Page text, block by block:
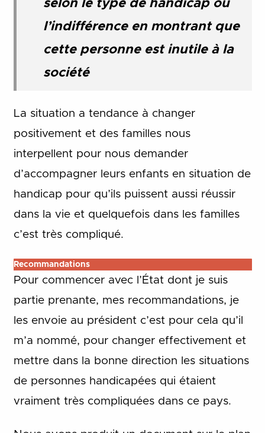
selon le type de handicap ou
l’indifférence en montrant que
cette personne est inutile à la
société
La situation a tendance à changer
positivement et des familles nous
interpellent pour nous demander
d’accompagner leurs enfants en situation de
handicap pour qu’ils puissent aussi réussir
dans la vie et quelquefois dans les familles
c’est très compliqué.
Recommandations
Pour commencer avec l’État dont je suis
partie prenante, mes recommandations, je
les envoie au président c’est pour cela qu’il
m’a nommé, pour changer effectivement et
mettre dans la bonne direction les situations
de personnes handicapées qui étaient
vraiment très compliquées dans ce pays.